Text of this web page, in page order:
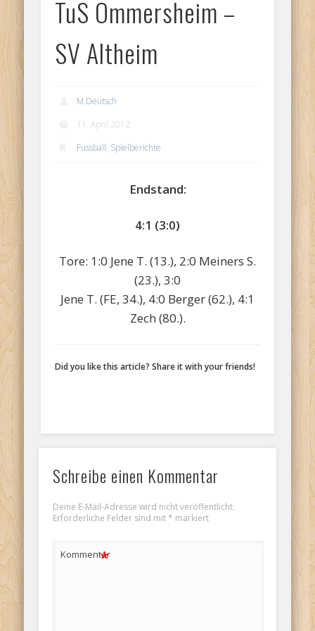
TuS Ommersheim –
SV Altheim
M.Deutsch
11. April 2012
Fussball, Spielberichte
Endstand:
4:1 (3:0)
Tore: 1:0 Jene T. (13.), 2:0 Meiners S.
(23.), 3:0
Jene T. (FE, 34.), 4:0 Berger (62.), 4:1
Zech (80.).
Did you like this article? Share it with your friends!
Schreibe einen Kommentar
Deine E-Mail-Adresse wird nicht veröffentlicht.
Erforderliche Felder sind mit* markiert
Kommentar
*